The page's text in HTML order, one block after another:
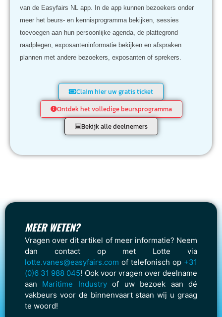
van de Easyfairs NL app. In de app kunnen bezoekers onder
meer het beurs- en kennisprogramma bekijken, sessies
toevoegen aan hun persoonlijke agenda, de plattegrond
raadplegen, exposanteninformatie bekijken en afspraken
plannen met andere bezoekers, exposanten of sprekers.
Claim hier uw gratis ticket
Ontdek het volledige beursprogramma
Bekijk alle deelnemers
MEER WETEN?
Vragen over dit artikel of meer informatie? Neem
dan contact op met Lotte via
lotte.vanes@easyfairs.com of telefonisch op +31
(0)6 31 988 045! Ook voor vragen over deelname
aan Maritime Industryof uw bezoek aan dé
vakbeurs voor de binnenvaart staan wij u graag
te woord!